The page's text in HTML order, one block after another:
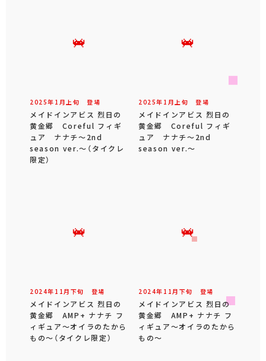
2025年 1 月 上旬 登場
メイドインアビス 烈日の
黄金郷 Coreful フィギ
ュア ナナチ～2nd
season ver.～（タイクレ
限定）
2025年 1 月 上旬 登場
メイドインアビス 烈日の
黄金郷 Coreful フィギ
ュア ナナチ～2nd
season ver.～
2024年 11 月 下旬 登場
メイドインアビス 烈日の
黄金郷 AMP+ ナナチ フ
ィギュア～オイラのたから
もの～（タイクレ限定）
2024年 11 月 下旬 登場
メイドインアビス 烈日の
黄金郷 AMP+ ナナチ フ
ィギュア～オイラのたから
もの～